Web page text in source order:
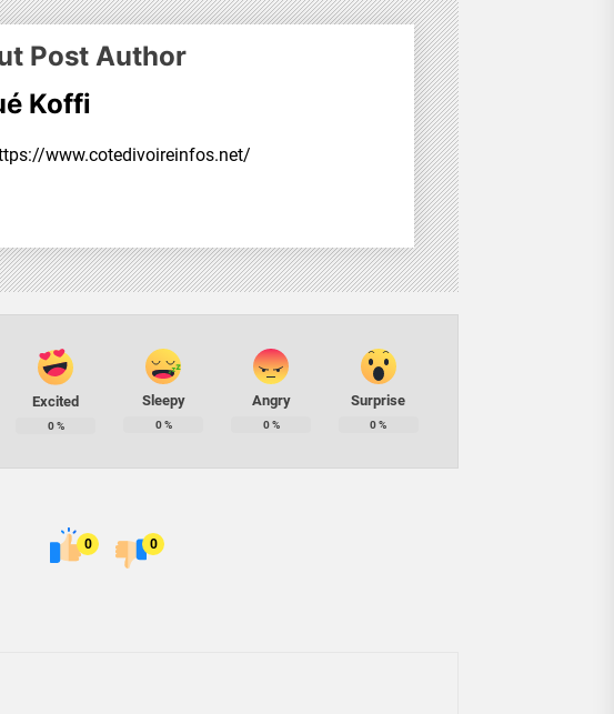
Post Author
Koffi
www.cotedivoireinfos.net/
Excited
0%
Sleepy
0%
Angry
0%
Surprise
0%
0 0